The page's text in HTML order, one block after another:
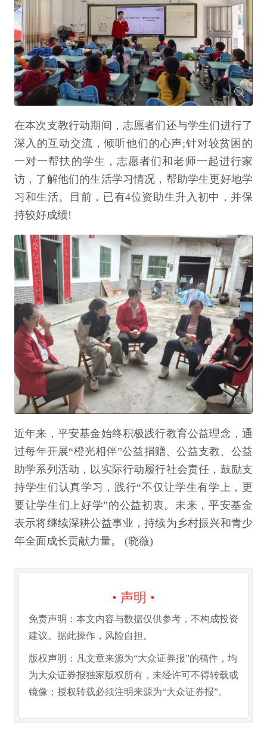
在本次支教行动期间，志愿者们还与学生们进行了
深入的互动交流，倾听他们的心声;针对较贫困的
一对一帮扶的学生，志愿者们和老师一起进行家
访，了解他们的生活学习情况，帮助学生更好地学
习和生活。目前，已有4位资助生升入初中，并保
持较好成绩!
近年来，平安基金始终积极践行教育公益理念，通
过每年开展“橙光相伴”公益捐赠、公益支教、公益
助学系列活动，以实际行动履行社会责任，鼓励支
持学生们认真学习，践行“不仅让学生有学上，更
要让学生们上好学”的公益初衷。未来，平安基金
表示将继续深耕公益事业，持续为乡村振兴和青少
年全面成长贡献力量。 (晓薇)
• 声明 •
免责声明：本文内容与数据仅供参考，不构成投资
建议。据此操作，风险自担。
版权声明：凡文章来源为“大众证券报”的稿件，均
为大众证券报独家版权所有，未经许可不得转载或
镜像；授权转载必须注明来源为“大众证券报”。